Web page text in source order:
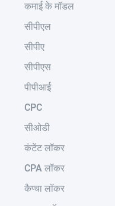
कमाई के मॉडल
सीपीएल
सीपीए
सीपीएस
पीपीआई
CPC
सीओडी
कंटेंट लॉकर
CPA लॉकर
कैप्चा लॉकर